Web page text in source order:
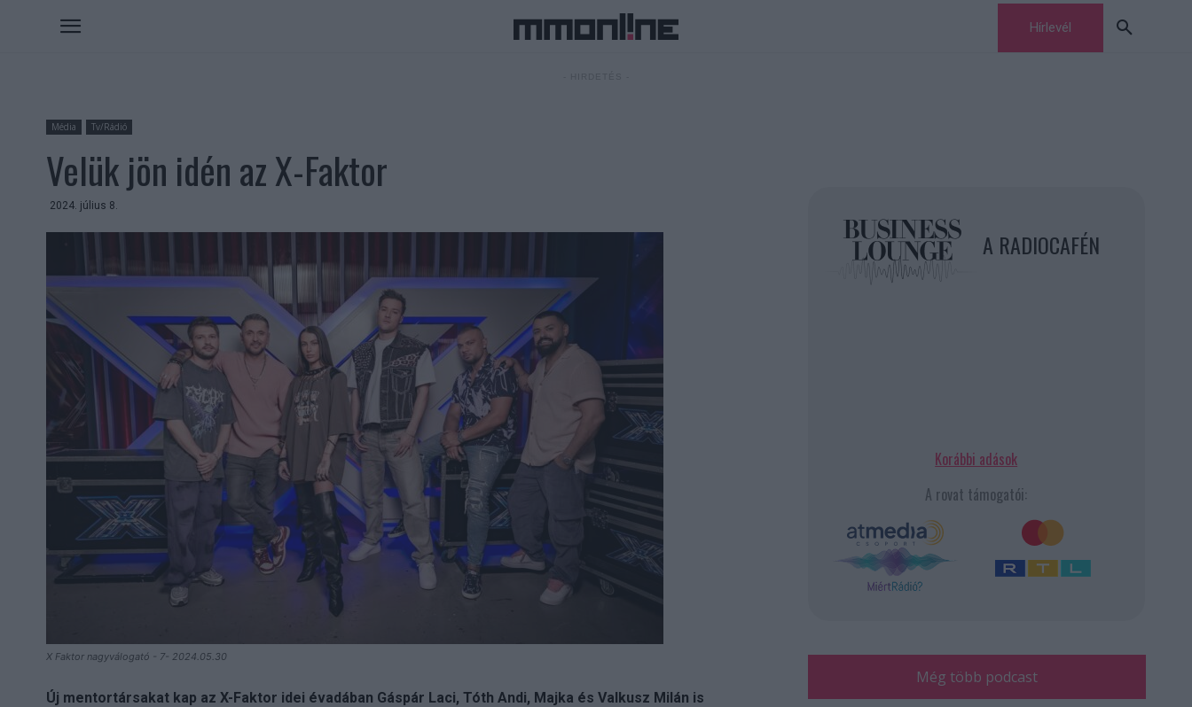
Hírlevél
Média Tv/Rádió
Velük jön idén az X-Faktor
2024. július 8.
X Faktor nagyválogató - 7- 2024.05.30
Új mentortársakat kap az X-Faktor idei évadában Gáspár Laci, Tóth Andi, Majka és Valkusz Milán is
A RADIOCAFÉN
Korábbi adások
A rovat támogatói:
Még több podcast